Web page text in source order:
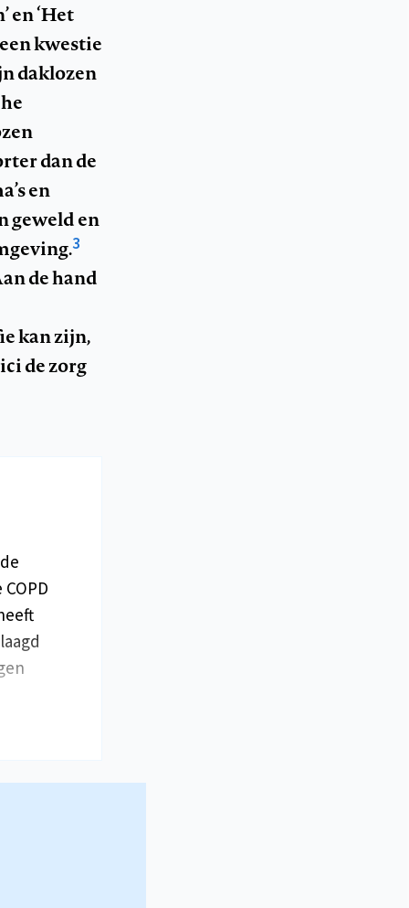
en ‘Het
kwestie
daklozen
dan de
en
geweld en
3
de hand
kan zijn,
de zorg